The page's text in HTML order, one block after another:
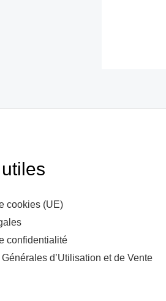
cookies (UE)
confidentialité
d’Utilisation et de Vente